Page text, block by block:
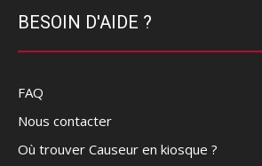
BESOIN D'AIDE ?
FAQ
Nous contacter
Où trouver Causeur en kiosque ?